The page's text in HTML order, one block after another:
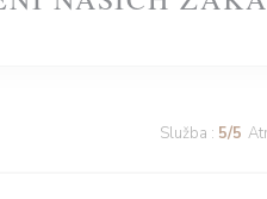
Služba : 5/5